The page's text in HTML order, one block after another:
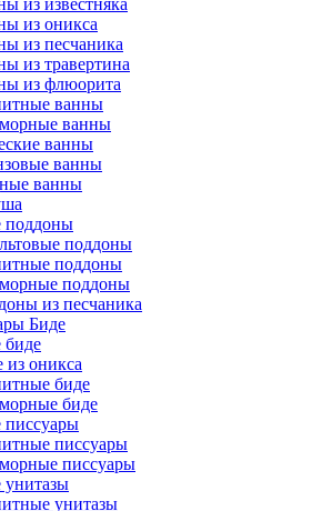
из известняка
из оникса
из песчаника
из травертина
из флюорита
ванны
ванны
ванны
ванны
ванны
поддоны
поддоны
поддоны
поддоны
из песчаника
Биде
из оникса
биде
биде
писсуары
писсуары
унитазы